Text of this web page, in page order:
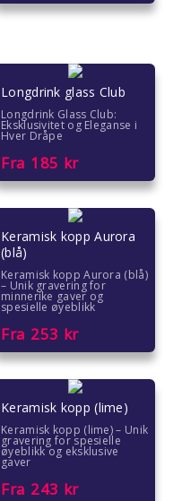
Longdrink glass Club
Longdrink Glass Club:
Eksklusivitet og Eleganse i
Hver Dråpe
Fra 185 kr
Keramisk kopp Aurora
(blå)
Keramisk kopp Aurora (blå)
– Unik gravering for
minnerike gaver og
spesielle øyeblikk
Fra 253 kr
Keramisk kopp (lime)
Keramisk kopp (lime) – Unik
gravering for spesielle
øyeblikk og eksklusive
gaver
Fra 243 kr